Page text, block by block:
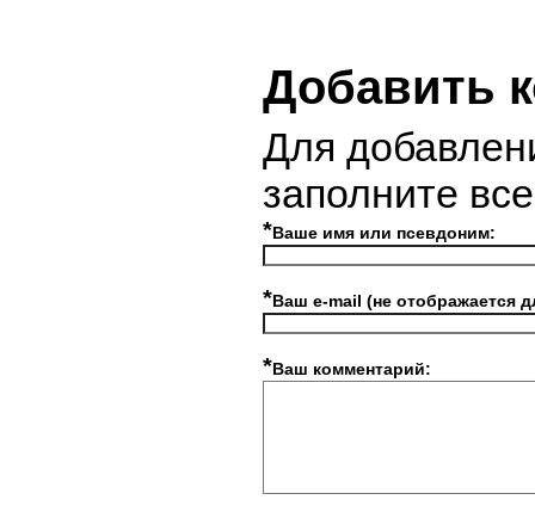
Добавить
Для
заполните
*Ваше имя или псевдоним:
*Ваш e-mail (не отображается
*Ваш комментарий: